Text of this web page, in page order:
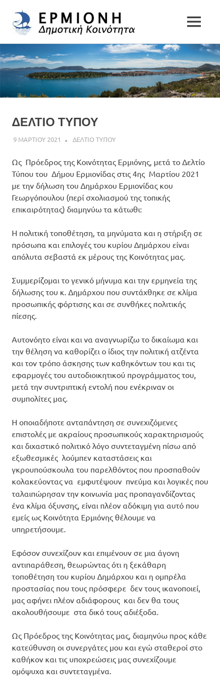
to
content
Δημοτική
Κοινότητα
Ερμιόνης
MENU
ΔΕΛΤΙΟ ΤΥΠΟΥ
9 ΜΑΡΤΙΟΥ 2021 DK ERMIONIS
ΔΕΛΤΙΟ ΤΥΠΟΥ
Ως Πρόεδρος της Κοινότητας Ερμιόνης, μετά το Δελτίο
Τύπου του Δήμου Ερμιονίδας στις 4ης Mαρτίου 2021
με την δήλωση του Δημάρχου Ερμιονίδας κου
Γεωργόπουλου (περί σχολιασμού της τοπικής
επικαιρότητας) διαμηνύω τα κάτωθι:
Η πολιτική τοποθέτηση, τα μηνύματα και η στήριξη σε
πρόσωπα και επιλογές του κυρίου Δημάρχου είναι
απόλυτα σεβαστά εκ μέρους της Κοινότητας μας.
Συμμερίζομαι το γενικό μήνυμα και την ερμηνεία της
δήλωσης του κ. Δημάρχου που συντάχθηκε σε κλίμα
προσωπικής φόρτισης και σε συνθήκες πολιτικής
πίεσης.
Αυτονόητο είναι και να αναγνωρίζω το δικαίωμα και
την θέληση να καθορίζει ο ίδιος την πολιτική ατζέντα
και τον τρόπο άσκησης των καθηκόντων του και τις
εφαρμογές του αυτοδιοικητικού προγράμματος του,
μετά την συντριπτική εντολή που ενέκριναν οι
συμπολίτες μας.
Η οποιαδήποτε ανταπάντηση σε συνεχιζόμενες
επιστολές με ακραίους προσωπικούς χαρακτηρισμούς
και διχαστικό πολιτικό λόγο συντεταγμένη πίσω από
εξωθεσμικές λούμπεν καταστάσεις και
γκρουπούσκουλα του παρελθόντος που προσπαθούν
κολακεύοντας να εμφυτέψουν πνεύμα και λογικές που
ταλαιπώρησαν την κοινωνία μας προπαγανδίζοντας
ένα κλίμα όξυνσης, είναι πλέον αδόκιμη για αυτό που
εμείς ως Κοινότητα Ερμιόνης θέλουμε να
υπηρετήσουμε.
Εφόσον συνεχίζουν και επιμένουν σε μια άγονη
αντιπαράθεση, θεωρώντας ότι η ξεκάθαρη
τοποθέτηση του κυρίου Δημάρχου και η ομπρέλα
προστασίας που τους πρόσφερε δεν τους ικανοποιεί,
μας αφήνει πλέον αδιάφορους και δεν θα τους
ακολουθήσουμε στα δικό τους αδιέξοδα.
Ως Πρόεδρος της Κοινότητας μας, διαμηνύω προς κάθε
κατεύθυνση οι συνεργάτες μου και εγώ σταθεροί στο
καθήκον και τις υποχρεώσεις μας συνεχίζουμε
ομόψυχα και συντεταγμένα.